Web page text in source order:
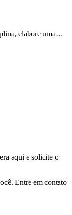
elabore uma…
aqui e solicite o
Entre em contato